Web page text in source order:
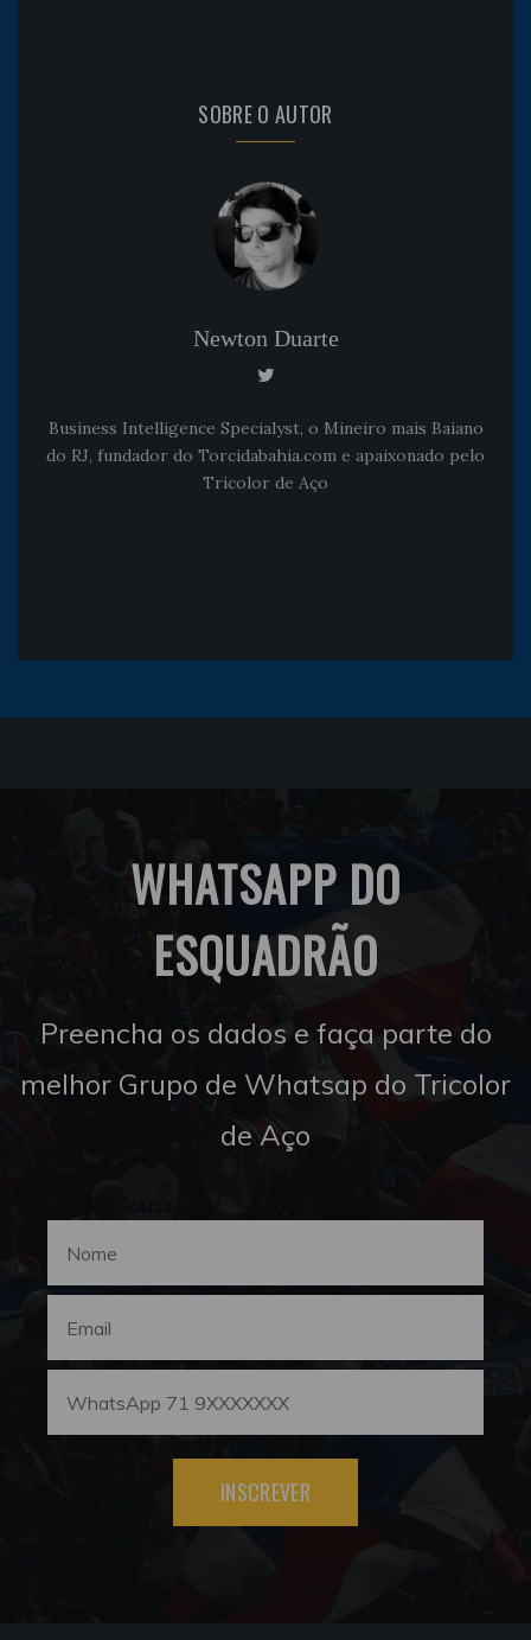
SOBRE O AUTOR
Newton Duarte
Business Intelligence Specialyst, o Mineiro mais Baiano
do RJ, fundador do Torcidabahia.com e apaixonado pelo
Tricolor de Aço
WHATSAPP DO
ESQUADRÃO
Preencha os dados e faça parte do
melhor Grupo de Whatsap do Tricolor
de Aço
INSCREVER